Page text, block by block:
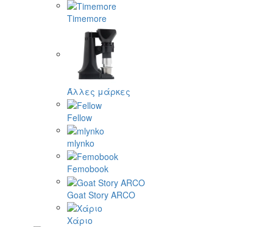
Timemore
Άλλες μάρκες
Fellow
mlynko
Femobook
Goat Story ARCO
Χάριο